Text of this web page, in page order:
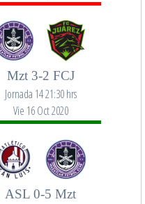
Mzt 3-2 FCJ
Jornada 14 21:30 hrs
Vie 16 Oct 2020
ASL 0-5 Mzt